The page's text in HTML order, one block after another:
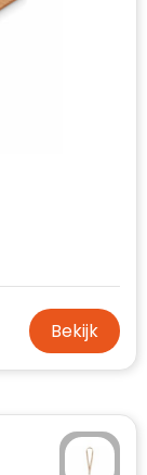
Bekijk